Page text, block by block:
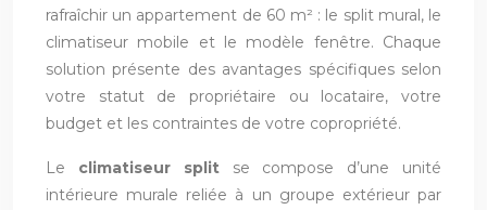
rafraîchir un appartement de 60 m² : le split mural, le
climatiseur mobile et le modèle fenêtre. Chaque
solution présente des avantages spécifiques selon
votre statut de propriétaire ou locataire, votre
budget et les contraintes de votre copropriété.
Le climatiseur splitse compose d’une unité
intérieure murale reliée à un groupe extérieur par